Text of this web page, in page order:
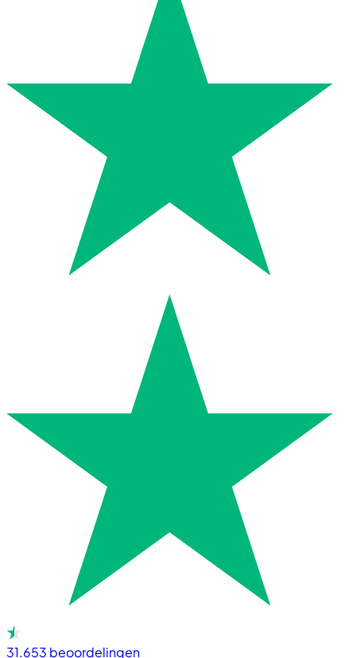
31.653 beoordelingen